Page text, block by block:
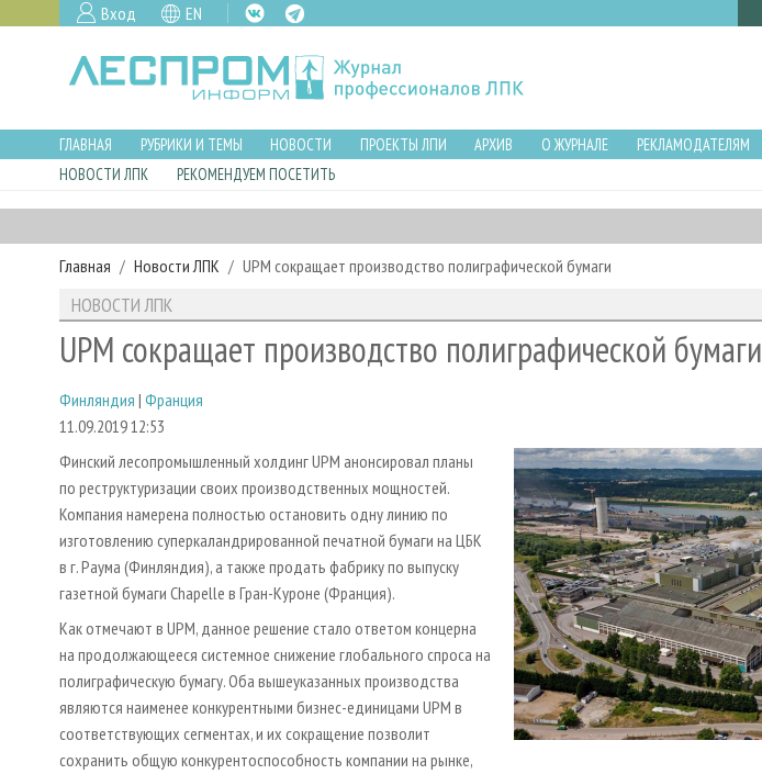
Вход EN
ГЛАВНАЯ РУБРИКИ И ТЕМЫ НОВОСТИ ПРОЕКТЫ ЛПИ АРХИВ О ЖУРНАЛЕ
РЕКЛАМОДАТЕЛЯМ
НОВОСТИ ЛПК
РЕКОМЕНДУЕМ ПОСЕТИТЬ
Главная Новости ЛПК UPM сокращает производство полиграфической бумаги
НОВОСТИ ЛПК
UPM сокращает производство полиграфической бумаги
Финляндия | Франция
11.09.2019 12:53
Финский лесопромышленный холдинг UPM анонсировал планы
по реструктуризации своих производственных мощностей.
Компания намерена полностью остановить одну линию по
изготовлению суперкаландрированной печатной бумаги на ЦБК
в г. Раума (Финляндия), а также продать фабрику по выпуску
газетной бумаги Chapelle в Гран-Куроне (Франция).
Как отмечают в UPM, данное решение стало ответом концерна
на продолжающееся системное снижение глобального спроса на
полиграфическую бумагу. Оба вышеуказанных производства
являются наименее конкурентными бизнес-единицами UPM в
соответствующих сегментах, и их сокращение позволит
сохранить общую конкурентоспособность компании на рынке,